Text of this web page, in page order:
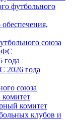
футбольного
союза
года
2026 года
союза
комитет
комитет
клубов и